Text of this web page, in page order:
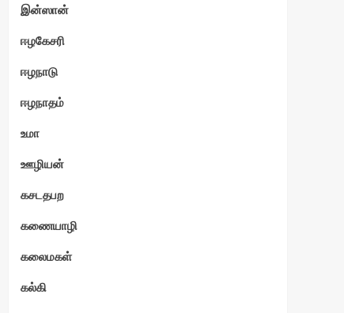
இன்ஸான்
ஈழகேசரி
ஈழநாடு
ஈழநாதம்
உமா
ஊழியன்
கசடதபற
கணையாழி
கலைமகள்
கல்கி